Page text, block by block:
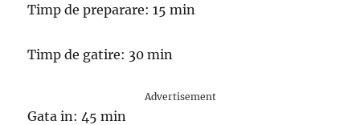
Timp de preparare: 15 min
Timp de gatire: 30 min
Advertisement
Gata in: 45 min